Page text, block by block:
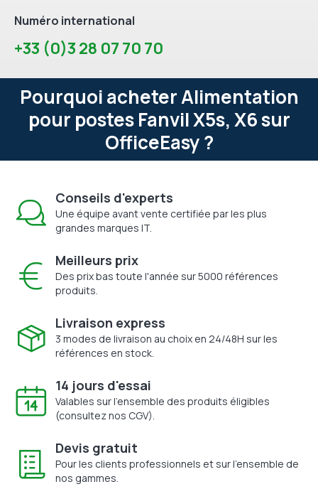
Numéro international
+33 (0)3 28 07 70 70
Pourquoi acheter Alimentation
pour postes Fanvil X5s, X6 sur
OfficeEasy ?
Conseils d'experts
Une équipe avant vente certifiée par les plus
grandes marques IT.
Meilleurs prix
Des prix bas toute l'année sur 5000 références
produits.
Livraison express
3 modes de livraison au choix en 24/48H sur les
références en stock.
14 jours d'essai
Valables sur l'ensemble des produits éligibles
(consultez nos CGV).
Devis gratuit
Pour les clients professionnels et sur l'ensemble de
nos gammes.